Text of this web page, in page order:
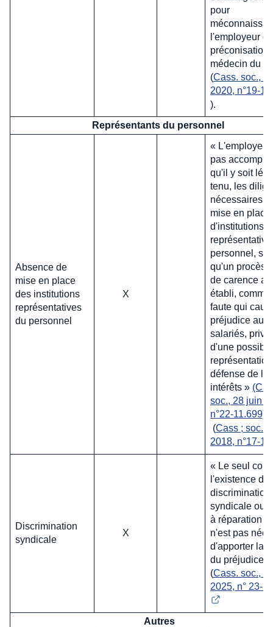
pour
l'employeur
médecin du
(Cass. soc., 9
2020, n°19-
).
Représentants du personnel
Absence de
mise en place
des institutions
représentatives
du personnel
X
«
pas accompli,
qu'il y soit
tenu, les
nécessaires à
mise en place
d'institutions
personnel,
qu'un procès-
de carence ait
établi,
faute qui
préjudice aux
salariés,
d'une
défense de
intérêts »
soc., 28 juin
n°22-11.699).
(Cass ; soc.,
2018, n°17-
Discrimination
syndicale
X
« Le seul
l'existence
discrimination
syndicale
à réparation »
n'est pas
d'apporter la
du préjudice
(Cass. soc.,
2025, n° 23-
Autres